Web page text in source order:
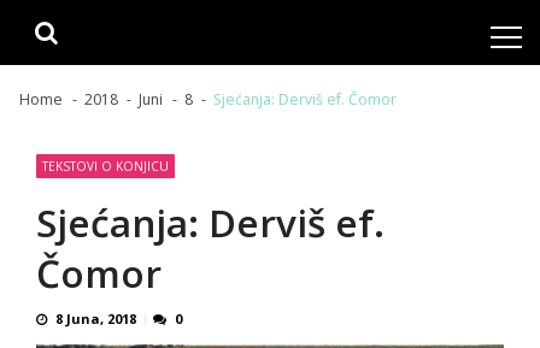
Home 2018 Juni 8 Sjećanja: Derviš ef. Čomor
TEKSTOVI O KONJICU
Sjećanja: Derviš ef.
Čomor
8 Juna, 2018 0